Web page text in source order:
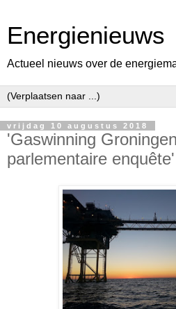
Energienieuws
Actueel nieuws over de
vrijdag 10 augustus 2018
'Gaswinning
parlementaire enquête'